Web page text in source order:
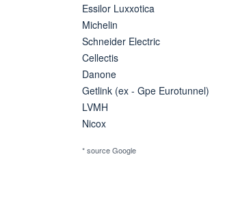
Essilor Luxxotica
Michelin
Schneider Electric
Cellectis
Danone
Getlink (ex - Gpe Eurotunnel)
LVMH
Nicox
* source Google